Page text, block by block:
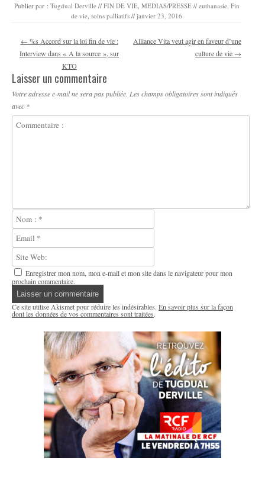
Publier par : Tugdual Derville // FIN DE VIE, MEDIAS/PRESSE // euthanasie, Fin
de vie soins palliatifs // janvier 23, 2016
Navigation des articles
← %s Accord sur la loi fin de vie :
Interview dans « A la source », sur
KTO
Alliance Vita veut agir en faveur d’une
culture de vie →
Laisser un commentaire
Votre adresse e-mail ne sera pas publiée. Les champs obligatoires sont indiqués
avec *
Enregistrer mon nom, mon e-mail et mon site dans le navigateur pour mon
prochain commentaire.
Ce site utilise Akismet pour réduire les indésirables. En savoir plus sur la façon
dont les données de vos commentaires sont traitées.